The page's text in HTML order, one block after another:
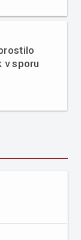
v sporu